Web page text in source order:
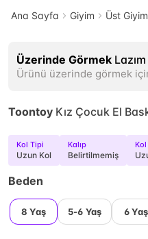
Ana Sayfa Giyim Üst Giyim
Üzerinde Görmek Lazım
Ürünü üzerinde görmek
Toontoy Kız Çocuk El
Kol Tipi
Uzun Kol
Kalıp
Belirtilmemiş
Kol
Beden
8 Yaş 5-6 Yaş 6 Yaş